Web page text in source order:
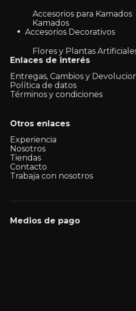
Accesorios para Kamados
Kamados
Accesorios Decorativos
Flores y Plantas
Enlaces de interés
Entregas, Cambios y
Política de datos
Términos y condiciones
Otros enlaces
Experiencia
Nosotros
Tiendas
Contacto
Trabaja con nosotros
Medios de pago